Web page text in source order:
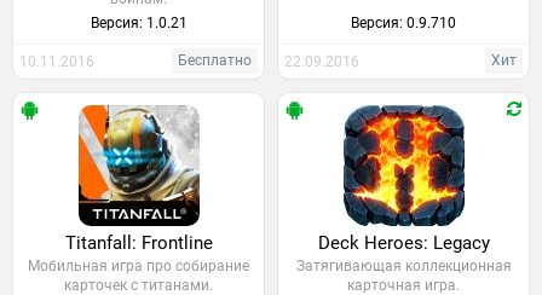
Версия: 1.0.21
10.11.2016 Бесплатно
Версия: 0.9.710
22.09.2016 Хит
Titanfall: Frontline
Мобильная игра про собирание
карточек с титанами.
Deck Heroes: Legacy
Затягивающая коллекционная
карточная игра.